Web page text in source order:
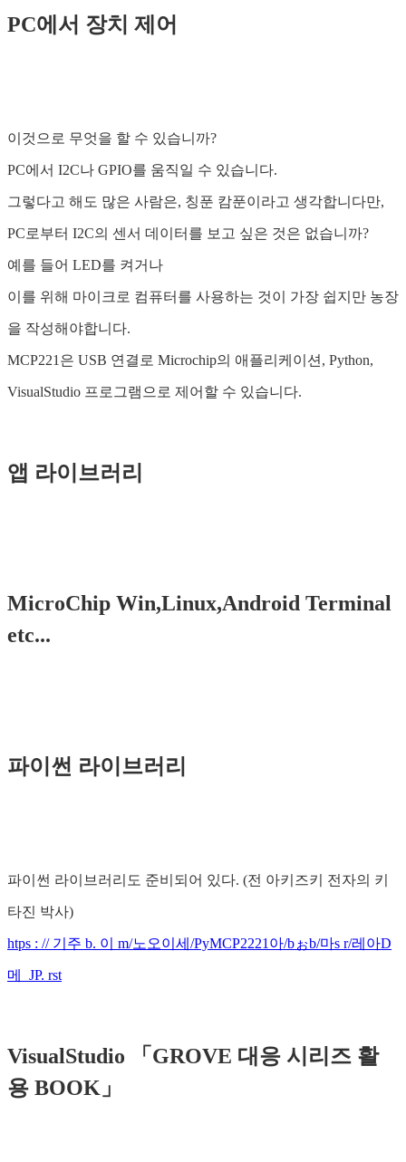
PC에서 장치 제어
이것으로 무엇을 할 수 있습니까?
PC에서 I2C나 GPIO를 움직일 수 있습니다.
그렇다고 해도 많은 사람은, 칭푼 캄푼이라고 생각합니다만,
PC로부터 I2C의 센서 데이터를 보고 싶은 것은 없습니까?
예를 들어 LED를 켜거나
이를 위해 마이크로 컴퓨터를 사용하는 것이 가장 쉽지만 농장
을 작성해야합니다.
MCP221은 USB 연결로 Microchip의 애플리케이션, Python,
VisualStudio 프로그램으로 제어할 수 있습니다.
앱 라이브러리
MicroChip Win,Linux,Android Terminal
etc...
파이썬 라이브러리
파이썬 라이브러리도 준비되어 있다. (전 아키즈키 전자의 키
타진 박사)
htps : // 기주 b. 이 m/노오이세/PyMCP2221아/bぉb/마s r/레아D
메_JP. rst
VisualStudio 「GROVE 대응 시리즈 활
용 BOOK」